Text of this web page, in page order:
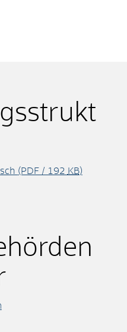
(PDF / 192 KB)